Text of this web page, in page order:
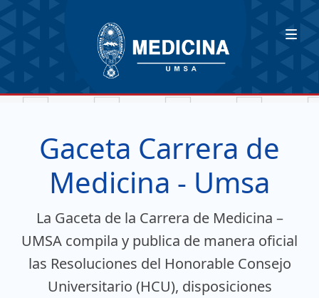
Gaceta Carrera de
Medicina - Umsa
La Gaceta de la Carrera de Medicina –
UMSA compila y publica de manera oficial
las Resoluciones del Honorable Consejo
Universitario (HCU), disposiciones